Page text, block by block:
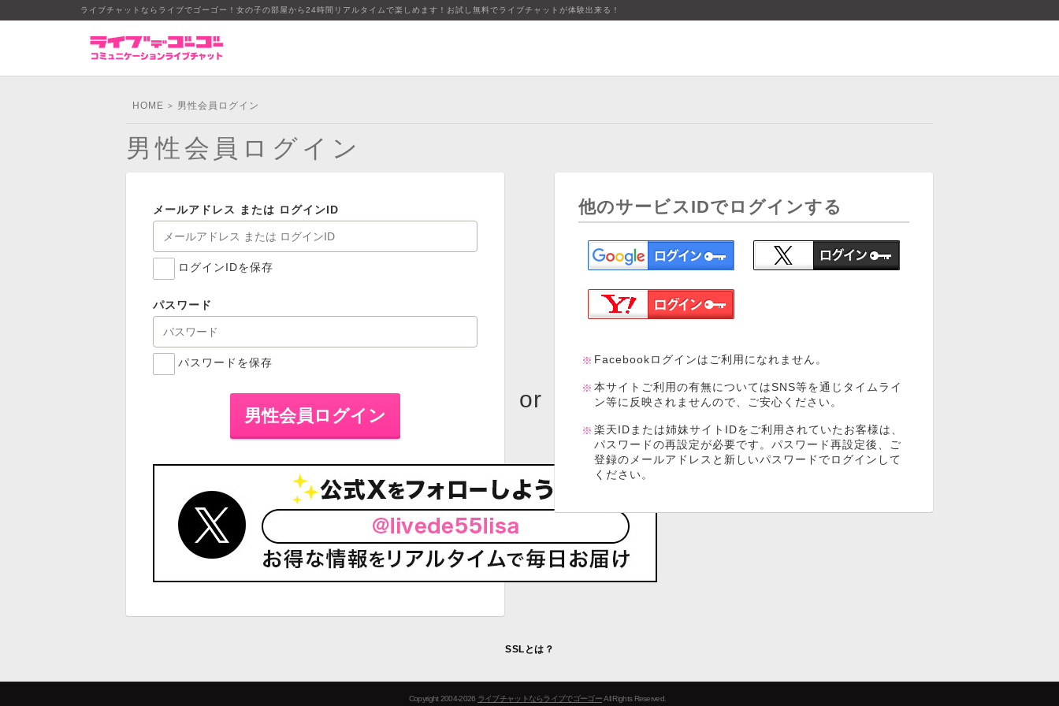
ライブチャットならライブでゴーゴー！女の子の部屋から24時間リアルタイムで楽しめます！お試し無料でライブチャットが体験出来る！
HOME > 男性会員ログイン
男性会員ログイン
メールアドレス または ログインID
ログインIDを保存
パスワード
パスワードを保存
他のサービスIDでログインする
Facebookログインはご利用になれません。
本サイトご利用の有無についてはSNS等を通じタイムライ
ン等に反映されませんので、ご安心ください。
楽天IDまたは姉妹サイトIDをご利用されていたお客様は、
パスワードの再設定が必要です。パスワード再設定後、ご
登録のメールアドレスと新しいパスワードでログインして
ください。
SSLとは？
Copyright 2004-2026 ライブチャットならライブでゴーゴーAll Rights Reserved.